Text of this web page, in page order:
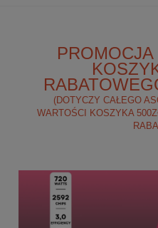
PROMOCJA
(DOTYCZY CAŁEGO
WARTOŚCI KOSZYKA